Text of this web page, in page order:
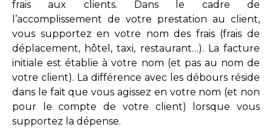
frais aux clients. Dans le cadre de
l’accomplissement de votre prestation au client,
vous supportez en votre nom des frais (frais de
déplacement, hôtel, taxi, restaurant…). La facture
initiale est établie à votre nom (et pas au nom de
votre client). La différence avec les débours réside
dans le fait que vous agissez en votre nom (et non
pour le compte de votre client) lorsque vous
supportez la dépense.